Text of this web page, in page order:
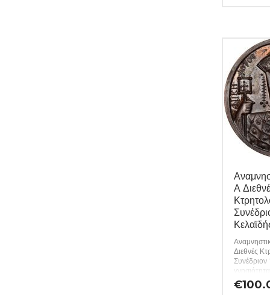
Α
Διεθνές
Συνέδριον
προϊόντων
εφ όρου
€